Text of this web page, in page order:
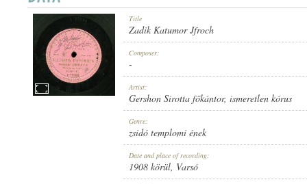
ZSIDÓ TEMPLOMI ÉNEK
Title
Zadik Katumor Jfroch
Composer:
-
Artist:
Gershon Sirotta főkántor, ismeretlen kórus
Genre:
zsidó templomi ének
Date and place of recording:
1908 körül, Varsó